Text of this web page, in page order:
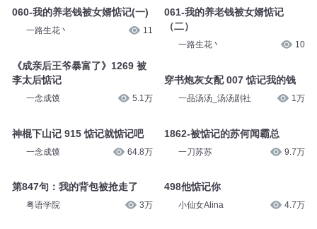
060-我的养老钱被女婿惦记(一)
一路生花丶 11
《成亲后王爷暴富了》1269 被
李太后惦记
一念成馍 5.1万
神棍下山记 915 惦记就惦记吧
一念成馍 64.8万
第847句：我的背包被抢走了
粤语学院 3万
061-我的养老钱被女婿惦记
（二）
一路生花丶 10
穿书炮灰女配 007 惦记我的钱
一品汤汤_汤汤剧社 1万
1862-被惦记的苏何闻霸总
一刀苏苏 9.7万
498他惦记你
小仙女Alina 4.7万